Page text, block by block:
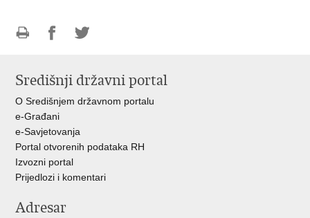
FacebookuTwitteru
Središnji državni portal
O Središnjem državnom portalu
e-Građani
e-Savjetovanja
Portal otvorenih podataka RH
Izvozni portal
Prijedlozi i komentari
Adresar